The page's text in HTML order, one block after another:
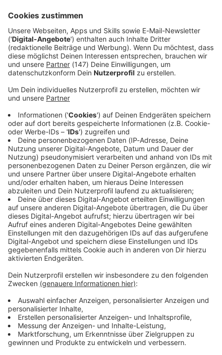
Immer auf dem Laufenden
bleiben!
Verpass' nichts mehr - mit unserem kostenlosen
ANTENNE BAYERN Newsletter. Ob Nachrichten,
Lifestyle oder unsere neuesten Aktionen - wir
informieren dich.
Zum Newsletter anmelden